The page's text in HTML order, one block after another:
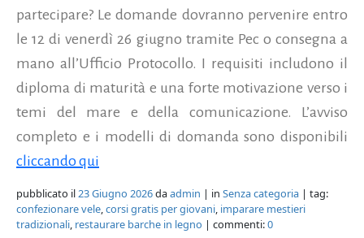
partecipare? Le domande dovranno pervenire entro
le 12 di venerdì 26 giugno tramite Pec o consegna a
mano all’Ufficio Protocollo. I requisiti includono il
diploma di maturità e una forte motivazione verso i
temi del mare e della comunicazione. L’avviso
completo e i modelli di domanda sono disponibili
cliccando qui
pubblicato il23 Giugno 2026daadmin | in Senza categoria | tag:
confezionare vele,corsi gratis per giovani, imparare mestieri
tradizionali, restaurare barche in legno | commenti:0